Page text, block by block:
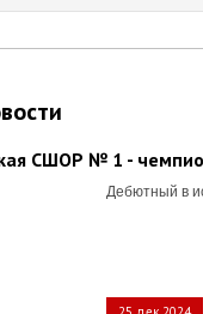
СШОР № 1 -
Дебютный в